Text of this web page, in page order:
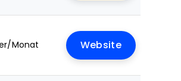
Monat Website